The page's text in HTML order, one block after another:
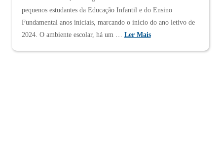
pequenos estudantes da Educação Infantil e do Ensino
Fundamental anos iniciais, marcando o início do ano letivo de
2024. O ambiente escolar, há um … Ler Mais